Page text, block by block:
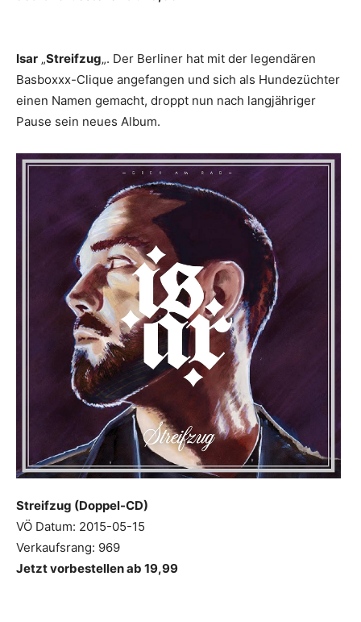
Isar „Streifzug„. Der Berliner hat mit der legendären
Basboxxx-Clique angefangen und sich als Hundezüchter
einen Namen gemacht, droppt nun nach langjähriger
Pause sein neues Album.
Streifzug (Doppel-CD)
VÖ Datum: 2015-05-15
Verkaufsrang: 969
Jetzt vorbestellen ab 19,99